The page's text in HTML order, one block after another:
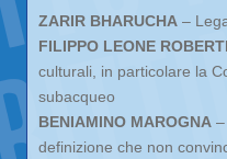
ZARIR BHARUCHA –
FILIPPO LEONE
culturali, in particolare la
subacqueo
BENIAMINO MAROGNA
definizione che non